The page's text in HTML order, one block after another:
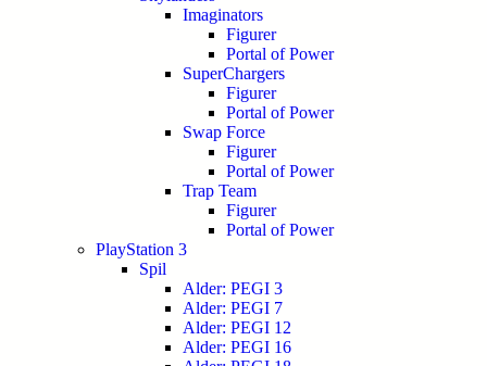
Imaginators
Figurer
Portal of Power
SuperChargers
Figurer
Portal of Power
Swap Force
Figurer
Portal of Power
Trap Team
Figurer
Portal of Power
PlayStation 3
Spil
Alder: PEGI 3
Alder: PEGI 7
Alder: PEGI 12
Alder: PEGI 16